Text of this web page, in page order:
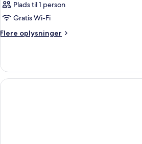
Plads til 1 person
Gratis Wi-Fi
Flere oplysninger
Flere